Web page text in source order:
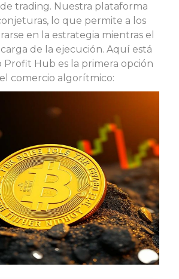
trading. Nuestra plataforma
lo que permite a los
en la estrategia mientras el
de la ejecución. Aquí está
Hub es la primera opción
comercio algorítmico: